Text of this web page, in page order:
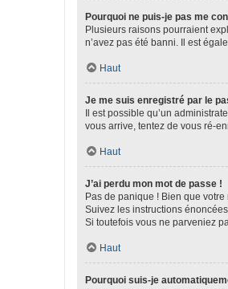
Pourquoi ne puis-je pas me
Plusieurs raisons pourraient
n’avez pas été banni. Il est
Haut
Je me suis enregistré par le
Il est possible qu’un
vous arrive, tentez de vous ré-
Haut
J’ai perdu mon mot de passe !
Pas de panique ! Bien que
Suivez les instructions
Si toutefois vous ne parveniez
Haut
Pourquoi suis-je